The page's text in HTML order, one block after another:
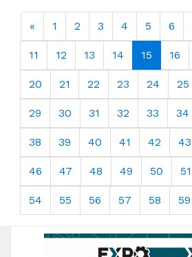
« 1 2 3 4 5 6
11 12 13 14 15 16
20 21 22 23 24 25
29 30 31 32 33 34
38 39 40 41 42 43
46 47 48 49 50 51
54 55 56 57 58 59